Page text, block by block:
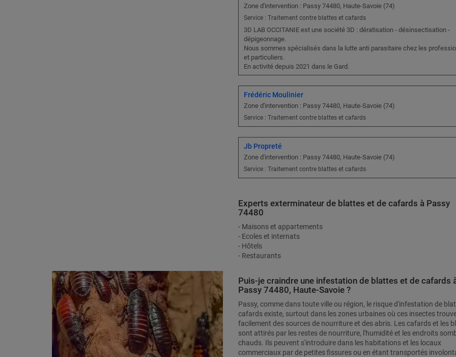
Zone d'intervention : Passy 74480, Haute-Savoie (74)
Service : Traitement contre blattes et cafards
3D LAB OCCITANIE est une société 3D : dératisation - désinsectisation -
dépigeonnage.
Nous sommes spécialisés dans la lutte anti parasitaire chez les
et particuliers.
En activité depuis 2021 dans le Gard.
Frédéric Moulinier
Zone d'intervention : Passy 74480, Haute-Savoie (74)
Service : Traitement contre blattes et cafards
Jb Propreté
Zone d'intervention : Passy 74480, Haute-Savoie (74)
Service : Traitement contre blattes et cafards
Experts exterminateur de blattes et de cafards à Passy
74480
- Maisons et appartements
- Ecoles et internats
- Hôtels
- Restaurants
Puis-je craindre une infestation de blattes et de cafards
Passy 74480, Haute-Savoie ?
Passy, comme dans toute ville ou région, le risque d'infestation de
cafards existe, surtout dans les zones urbaines où ces insectes
facilement des sources de nourriture et des abris. Les cafards et les
sont attirés par les restes de nourriture, l'humidité et les endroits
chauds. Ils peuvent s'introduire dans les habitations et les locaux
commerciaux par de petites fissures ou en étant transportés